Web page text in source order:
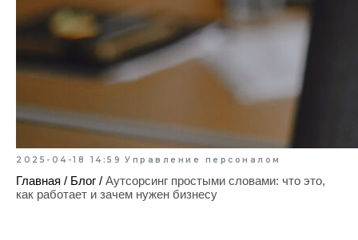
2025-04-18 14:59 Управление персоналом
Главная / Блог / Аутсорсинг простыми словами: что это,
как работает и зачем нужен бизнесу